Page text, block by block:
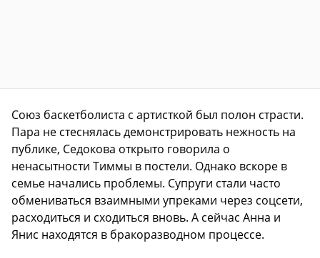
Союз баскетболиста с артисткой был полон страсти.
Пара не стеснялась демонстрировать нежность на
публике, Седокова открыто говорила о
ненасытности Тиммы в постели. Однако вскоре в
семье начались проблемы. Супруги стали часто
обмениваться взаимными упреками через соцсети,
расходиться и сходиться вновь. А сейчас Анна и
Янис находятся в бракоразводном процессе.